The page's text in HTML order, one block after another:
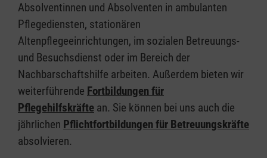
Absolventinnen und Absolventen in ambulanten
Pflegediensten, stationären
Altenpflegeeinrichtungen, im sozialen Betreuungs-
und Besuchsdienst oder im Bereich der
Nachbarschaftshilfe arbeiten. Außerdem bieten wir
weiterführende Fortbildungen für
Pflegehilfskräfte an. Sie können bei uns auch die
jährlichen Pflichtfortbildungen für Betreuungskräfte
absolvieren.